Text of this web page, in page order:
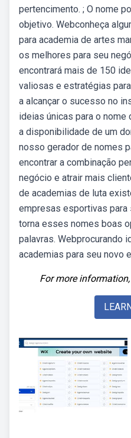
pertencimento. ; O nome
objetivo. Webconheça
para academia de artes
os melhores para seu
encontrará mais de 150
valiosas e estratégias
a alcançar o sucesso no
ideias únicas para o nome
a disponibilidade de um
nosso gerador de nomes
encontrar a combinação
negócio e atrair mais
de academias de luta
empresas esportivas para
torna esses nomes boas
palavras. Webprocurando
academias para seu novo
For more